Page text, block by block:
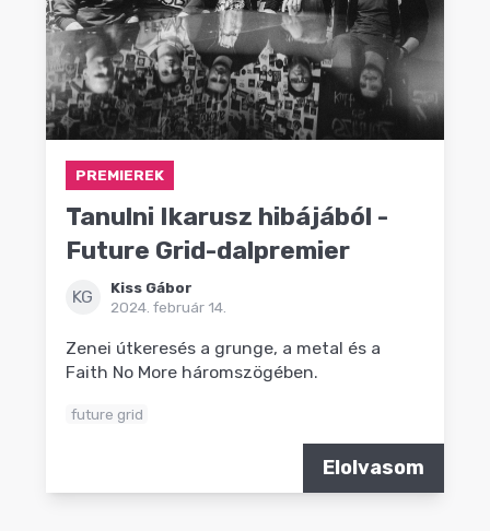
PREMIEREK
Tanulni Ikarusz hibájából -
Future Grid-dalpremier
KG
Kiss Gábor
2024. február 14.
Zenei útkeresés a grunge, a metal és a
Faith No More háromszögében.
future grid
Elolvasom